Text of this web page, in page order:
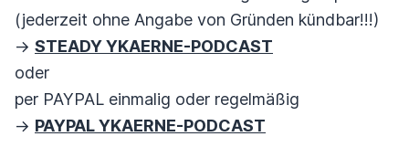
(jederzeit ohne Angabe von Gründen kündbar!!!)
-> STEADY YKAERNE-PODCAST
oder
per PAYPAL einmalig oder regelmäßig
-> PAYPAL YKAERNE-PODCAST